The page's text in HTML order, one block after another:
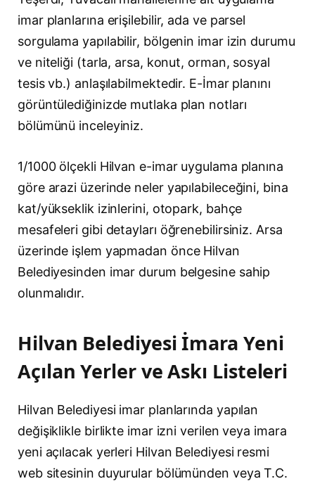
imar planlarına erişilebilir, ada ve parsel
sorgulama yapılabilir, bölgenin imar izin durumu
ve niteliği (tarla, arsa, konut, orman, sosyal
tesis vb.) anlaşılabilmektedir. E-İmar planını
görüntülediğinizde mutlaka plan notları
bölümünü inceleyiniz.
1/1000 ölçekli Hilvan e-imar uygulama planına
göre arazi üzerinde neler yapılabileceğini, bina
kat/yükseklik izinlerini, otopark, bahçe
mesafeleri gibi detayları öğrenebilirsiniz. Arsa
üzerinde işlem yapmadan önce Hilvan
Belediyesinden imar durum belgesine sahip
olunmalıdır.
Hilvan Belediyesi İmara Yeni
Açılan Yerler ve Askı Listeleri
Hilvan Belediyesi imar planlarında yapılan
değişiklikle birlikte imar izni verilen veya imara
yeni açılacak yerleri Hilvan Belediyesi resmi
web sitesinin duyurular bölümünden veya T.C.